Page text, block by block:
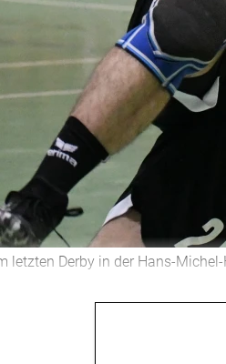
letzten Derby in der Hans-